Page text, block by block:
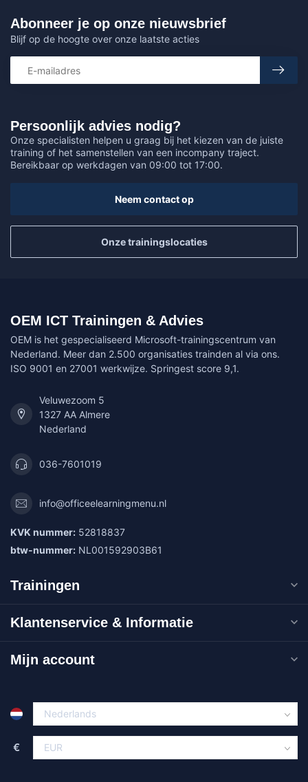
Persoonlijk advies nodig?
Onze specialisten helpen u graag bij het kiezen van de juiste
training of het samenstellen van een incompany traject.
Bereikbaar op werkdagen van 09:00 tot 17:00.
Neem contact op
Onze trainingslocaties
Abonneer je op onze nieuwsbrief
Blijf op de hoogte over onze laatste acties
OEM ICT Trainingen & Advies
OEM is het gespecialiseerd Microsoft-trainingscentrum van
Nederland. Meer dan 2.500 organisaties trainden al via ons.
ISO 9001 en 27001 werkwijze. Springest score 9,1.
Veluwezoom 5
1327 AA Almere
Nederland
036-7601019
info@officeelearningmenu.nl
KVK nummer: 52818837
btw-nummer: NL001592903B61
Trainingen
Klantenservice & Informatie
Mijn account
€